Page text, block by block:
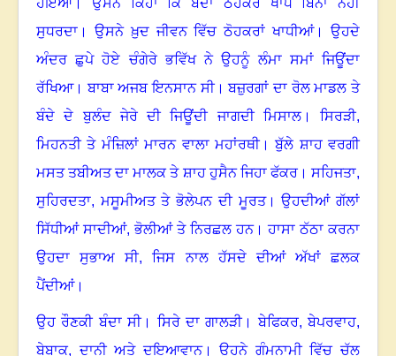
ਹੋਇਆ। ਉਸਨੇ ਕਿਹਾ ਕਿ ਬੰਦਾ ਠੋਹਕਰ ਖਾਧੇ ਬਿਨਾਂ ਨਹੀਂ
ਸੁਧਰਦਾ । ਉਸਨੇ ਖ਼ੁਦ ਜੀਵਨ ਵਿੱਚ ਠੋਹਕਰਾਂ ਖਾਧੀਆਂ।ਉਹਦੇ
ਅੰਦਰ ਛੁਪੇ ਹੋਏ ਚੰਗੇਰੇ ਭਵਿੱਖ ਨੇ ਉਹਨੂੰ ਲੰਮਾ ਸਮਾਂ ਜਿਊਂਦਾ
ਰੱਖਿਆ।ਬਾਬਾ ਅਜਬ ਇਨਸਾਨ ਸੀ।ਬਜ਼ੁਰਗਾਂ ਦਾ ਰੋਲ ਮਾਡਲ ਤੇ
ਬੰਦੇ ਦੇ ਬੁਲੰਦ ਜੇਰੇ ਦੀ ਜਿਊਂਦੀ ਜਾਗਦੀ ਮਿਸਾਲ। ਸਿਰੜੀ,
ਮਿਹਨਤੀ ਤੇ ਮੰਜ਼ਿਲਾਂ ਮਾਰਨ ਵਾਲਾ ਮਹਾਂਰਥੀ।ਬੁੱਲੇ ਸ਼ਾਹ ਵਰਗੀ
ਮਸਤ ਤਬੀਅਤ ਦਾ ਮਾਲਕ ਤੇ ਸ਼ਾਹ ਹੁਸੈਨ ਜਿਹਾ ਫੱਕਰ।ਸਹਿਜਤਾ,
ਸੁਹਿਰਦਤਾ, ਮਸੂਮੀਅਤ ਤੇ ਭੋਲੇਪਨ ਦੀ ਮੂਰਤ।ਉਹਦੀਆਂ ਗੱਲਾਂ
ਸਿੱਧੀਆਂ ਸਾਦੀਆਂ,ਭੋਲੀਆਂ ਤੇ ਨਿਰਛਲ ਹਨ।ਹਾਸਾ ਠੱਠਾ ਕਰਨਾ
ਉਹਦਾ ਸੁਭਾਅ ਸੀ, ਜਿਸ ਨਾਲ ਹੱਸਦੇ ਦੀਆਂ ਅੱਖਾਂ ਛਲਕ
ਪੈਂਦੀਆਂ।
ਉਹ ਰੌਣਕੀ ਬੰਦਾ ਸੀ। ਸਿਰੇ ਦਾ ਗਾਲੜੀ।ਬੇਫਿਕਰ,ਬੇਪਰਵਾਹ,
ਬੇਬਾਕ,ਦਾਨੀ ਅਤੇ ਦਇਆਵਾਨ।ਉਹਨੇ ਗੁੰਮਨਾਮੀ ਵਿੱਚ ਚੱਲ